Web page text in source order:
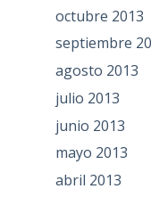
octubre 2013
septiembre
agosto 2013
julio 2013
junio 2013
mayo 2013
abril 2013